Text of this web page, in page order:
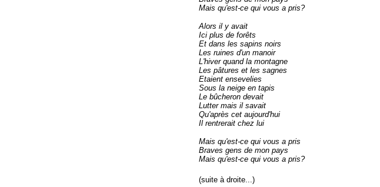
Mais qu'est-ce qui vous a pris?
Alors il y avait
Ici plus de forêts
Et dans les sapins noirs
Les ruines d'un manoir
L'hiver quand la montagne
Les pâtures et les sagnes
Etaient ensevelies
Sous la neige en tapis
Le bûcheron devait
Lutter mais il savait
Qu'après cet aujourd'hui
Il rentrerait chez lui
Mais qu'est-ce qui vous a pris
Braves gens de mon pays
Mais qu'est-ce qui vous a pris?
(suite à droite...)